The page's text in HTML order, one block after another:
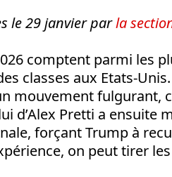
le 29 janvier parla
comptent parmi les
classes aux Etats-
mouvement fulgurant,
d’Alex Pretti a ensuite
forçant Trump à
on peut tirer